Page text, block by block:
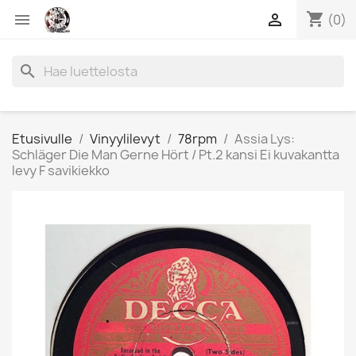
 shopping_cart (0)

search
Etusivulle Vinyylilevyt 78rpm
Assia Lys:
Schläger Die Man Gerne Hört / Pt.2 kansi Ei kuvakantta
levy F savikiekko